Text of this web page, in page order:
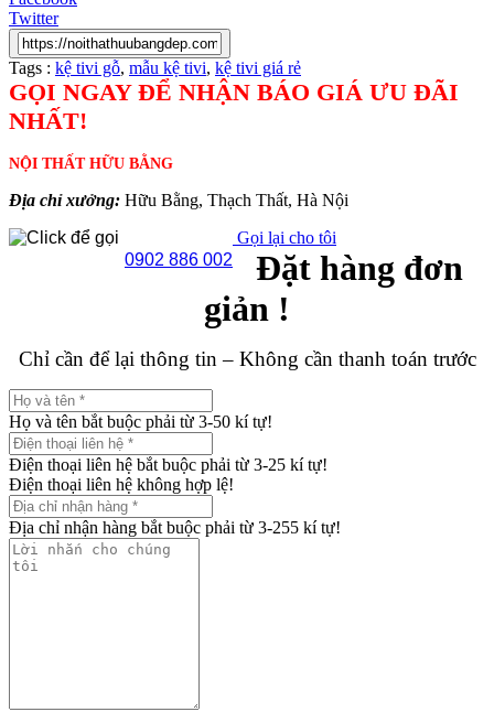
Twitter
Tags : kệ tivi gỗ, mẫu kệ tivi, kệ tivi giá rẻ
GỌI NGAY ĐỂ NHẬN BÁO GIÁ ƯU ĐÃI
NHẤT!
NỘI THẤT HỮU BẰNG
Địa chỉ xưởng: Hữu Bằng, Thạch Thất, Hà Nội
0902 886 002
Gọi lại cho tôi
Đặt hàng đơn
giản !
Chỉ cần để lại thông tin – Không cần thanh toán trước
Họ và tên bắt buộc phải từ 3-50 kí tự!
Điện thoại liên hệ bắt buộc phải từ 3-25 kí tự!
Điện thoại liên hệ không hợp lệ!
Địa chỉ nhận hàng bắt buộc phải từ 3-255 kí tự!